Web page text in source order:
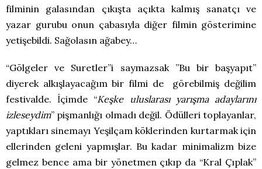
filminin galasından çıkışta açıkta kalmış sanatçı ve
yazar gurubu onun çabasıyla diğer filmin gösterimine
yetişebildi. Sağolasın ağabey…
“Gölgeler ve Suretler”i saymazsak ”Bu bir başyapıt”
diyerek alkışlayacağım bir filmi de görebilmiş değilim
festivalde. İçimde “Keşke uluslarası yarışma adaylarını
izleseydim” pişmanlığı olmadı değil. Ödülleri toplayanlar,
yaptıkları sinemayı Yeşilçam köklerinden kurtarmak için
ellerinden geleni yapmışlar. Bu kadar minimalizm bize
gelmez bence ama bir yönetmen çıkıp da “Kral Çıplak”